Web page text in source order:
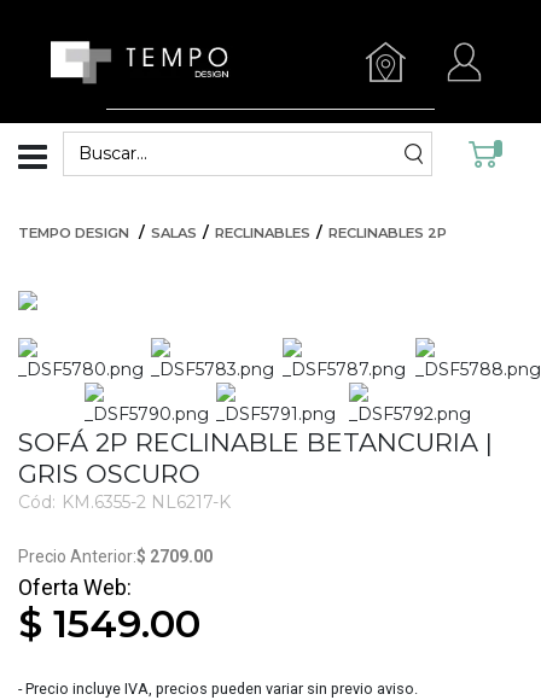
TEMPO DESIGN SALAS RECLINABLES RECLINABLES 2P
SOFÁ 2P RECLINABLE BETANCURIA |
GRIS OSCURO
Cód: KM.6355-2 NL6217-K
$ 2709.00
$ 1549.00
- Precio incluye IVA, precios pueden variar sin previo aviso.